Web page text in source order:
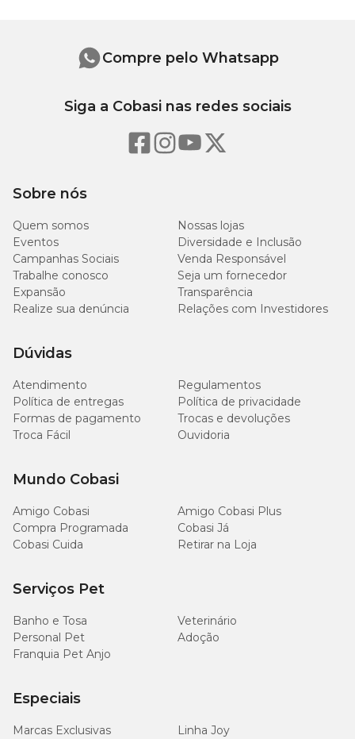
Praziquantel: 175 mg
Pamoato de Pirantel: 504 mg
de 17,6 a 35kg
1
comprimido
1 + 1/2
comprimidos
a frequência recomendada podem ser modificadas à critério do
Contraindicação
semanas e cadelas nas primeiras 4 (quatro) semanas de gestação,
devido à ausência de estudos de segurança e eficácia.
Drontal Plus + Sabor 35kg com o melhor preço é aqui na
Cobasi
Está buscando por
com preço baixo
pelo site, App ou em uma de nossas lojas físicas perto de você.
Sobre nós
Quem somos
Nossas lojas
Eventos
Diversidade e Inclusão
Campanhas Sociais
Venda Responsável
Trabalhe conosco
Seja um fornecedor
Expansão
Transparência
Realize sua denúncia
Relações com Investidores
Dúvidas
Atendimento
Regulamentos
Política de entregas
Política de privacidade
Formas de pagamento
Trocas e devoluções
Troca Fácil
Ouvidoria
Mundo Cobasi
Amigo Cobasi
Amigo Cobasi Plus
Compra Programada
Cobasi Já
Cobasi Cuida
Retirar na Loja
Serviços Pet
Banho e Tosa
Veterinário
Personal Pet
Adoção
Franquia Pet Anjo
Especiais
Marcas Exclusivas
Linha Joy
Compre pelo Whatsapp
Siga a Cobasi nas redes sociais